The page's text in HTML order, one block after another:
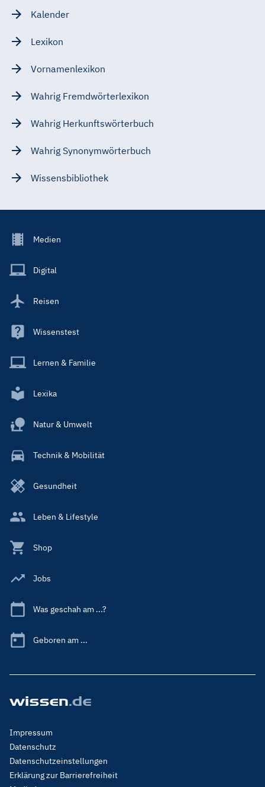
Kalender
Lexikon
Vornamenlexikon
Wahrig Fremdwörterlexikon
Wahrig Herkunftswörterbuch
Wahrig Synonymwörterbuch
Wissensbibliothek
Footer
Main
Medien
Digital
Reisen
Wissenstest
Lernen & Familie
Lexika
Natur & Umwelt
Technik & Mobilität
Gesundheit
Leben & Lifestyle
Shop
Jobs
Was geschah am ...?
Geboren am ...
Footer
Menu
Legal
Impressum
Datenschutz
Datenschutzeinstellungen
Erklärung zur Barrierefreiheit